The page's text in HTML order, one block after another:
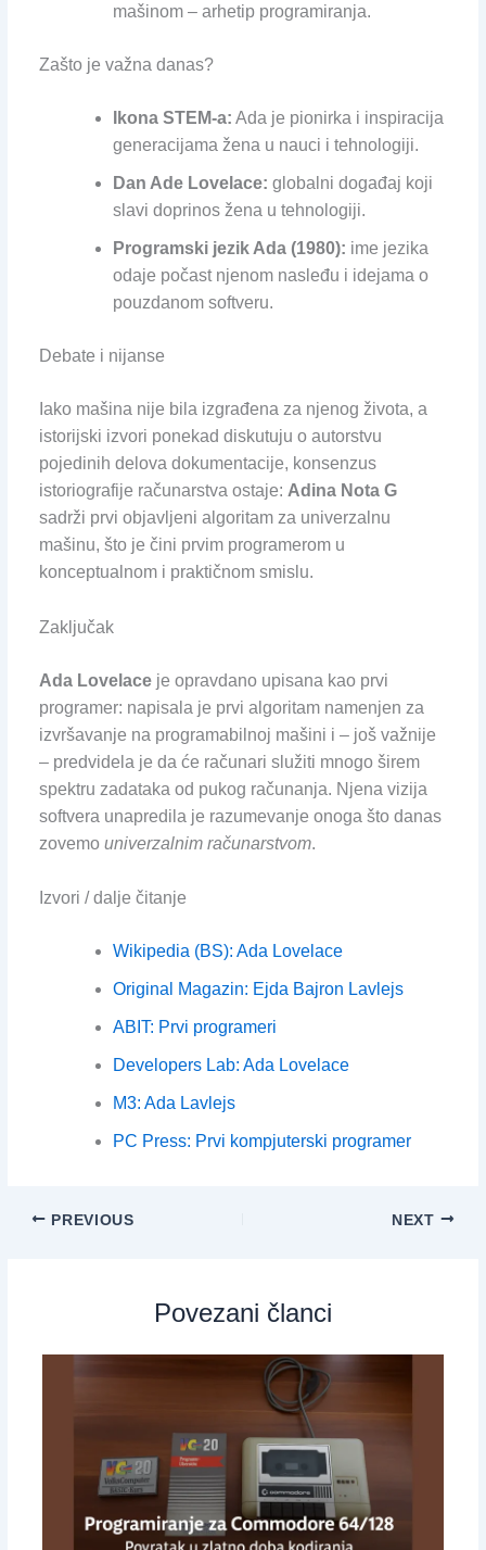
mašinom – arhetip programiranja.
Zašto je važna danas?
Ikona STEM-a: Ada je pionirka i inspiracija
generacijama žena u nauci i tehnologiji.
Dan Ade Lovelace: globalni događaj koji
slavi doprinos žena u tehnologiji.
Programski jezik Ada (1980): ime jezika
odaje počast njenom nasleđu i idejama o
pouzdanom softveru.
Debate i nijanse
Iako mašina nije bila izgrađena za njenog života, a
istorijski izvori ponekad diskutuju o autorstvu
pojedinih delova dokumentacije, konsenzus
istoriografije računarstva ostaje: Adina Nota G
sadrži prvi objavljeni algoritam za univerzalnu
mašinu, što je čini prvim programerom u
konceptualnom i praktičnom smislu.
Zaključak
Ada Lovelaceje opravdano upisana kao prvi
programer: napisala je prvi algoritam namenjen za
izvršavanje na programabilnoj mašini i – još važnije
– predvidela je da će računari služiti mnogo širem
spektru zadataka od pukog računanja. Njena vizija
softvera unapredila je razumevanje onoga što danas
zovemo univerzalnim računarstvom.
Izvori / dalje čitanje
Wikipedia (BS): Ada Lovelace
Original Magazin: Ejda Bajron Lavlejs
ABIT: Prvi programeri
Developers Lab: Ada Lovelace
M3: Ada Lavlejs
PC Press: Prvi kompjuterski programer
PREVIOUS NEXT
Povezani članci